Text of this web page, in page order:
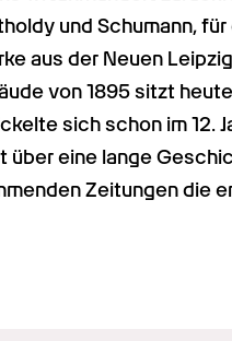
und Schumann,
aus der Neuen
von 1895 sitzt
sich schon im 12.
eine lange
Zeitungen die